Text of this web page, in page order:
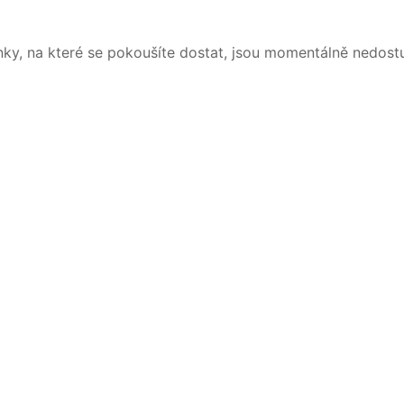
na které se pokoušíte dostat, jsou momentálně